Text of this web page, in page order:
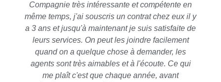
Compagnie très intéressante et compétente en
même temps, j'ai souscris un contrat chez eux il y
a 3 ans et jusqu'à maintenant je suis satisfaite de
leurs services. On peut les joindre facilement
quand on a quelque chose à demander, les
agents sont très aimables et à l'écoute. Ce qui
me plaît c'est que chaque année, avant